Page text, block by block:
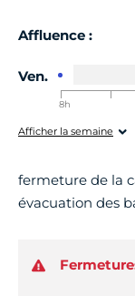
Affluence :
Ven.
8h
00-8h30
Afficher la semaine
fermeture de la
évacuation des